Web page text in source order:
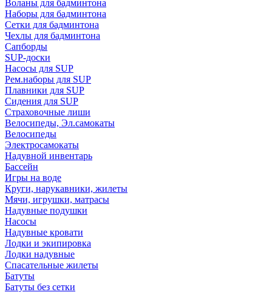
Воланы для бадминтона
Наборы для бадминтона
Сетки для бадминтона
Чехлы для бадминтона
Сапборды
SUP-доски
Насосы для SUP
Рем.наборы для SUP
Плавники для SUP
Сидения для SUP
Страховочные лиши
Велосипеды, Эл.самокаты
Велосипеды
Электросамокаты
Надувной инвентарь
Бассейн
Игры на воде
Круги, нарукавники, жилеты
Мячи, игрушки, матрасы
Надувные подушки
Насосы
Надувные кровати
Лодки и экипировка
Лодки надувные
Спасательные жилеты
Батуты
Батуты без сетки